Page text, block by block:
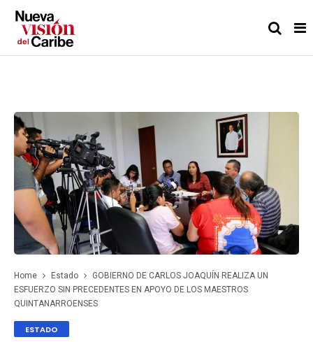
Home Estado
GOBIERNO DE CARLOS JOAQUÍN REALIZA UN
ESFUERZO SIN PRECEDENTES EN APOYO DE LOS MAESTROS
QUINTANARROENSES
ESTADO